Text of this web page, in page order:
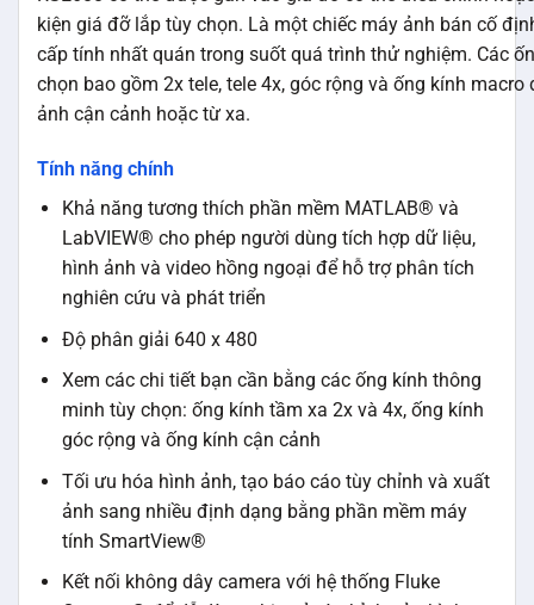
kiện giá đỡ lắp tùy chọn. Là một chiếc máy ảnh bán cố
cấp tính nhất quán trong suốt quá trình thử nghiệm. Các
chọn bao gồm 2x tele, tele 4x, góc rộng và ống kính macro
ảnh cận cảnh hoặc từ xa.
Tính năng chính
Khả năng tương thích phần mềm MATLAB® và
LabVIEW® cho phép người dùng tích hợp dữ liệu,
hình ảnh và video hồng ngoại để hỗ trợ phân tích
nghiên cứu và phát triển
Độ phân giải 640 x 480
Xem các chi tiết bạn cần bằng các ống kính thông
minh tùy chọn: ống kính tầm xa 2x và 4x, ống kính
góc rộng và ống kính cận cảnh
Tối ưu hóa hình ảnh, tạo báo cáo tùy chỉnh và xuất
ảnh sang nhiều định dạng bằng phần mềm máy
tính SmartView®
Kết nối không dây camera với hệ thống Fluke